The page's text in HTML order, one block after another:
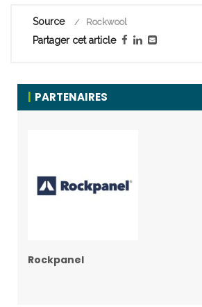
Source Rockwool
Partager cet article
PARTENAIRES
Rockpanel